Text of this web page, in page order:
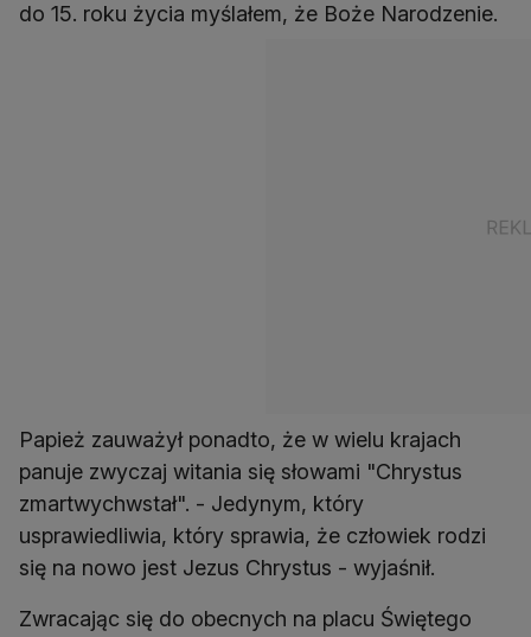
do 15. roku życia myślałem, że Boże Narodzenie.
Papież zauważył ponadto, że w wielu krajach
panuje zwyczaj witania się słowami "Chrystus
zmartwychwstał". - Jedynym, który
usprawiedliwia, który sprawia, że człowiek rodzi
się na nowo jest Jezus Chrystus - wyjaśnił.
Zwracając się do obecnych na placu Świętego